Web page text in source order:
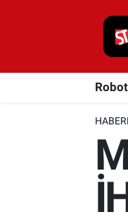
Robot
Robot
Proses